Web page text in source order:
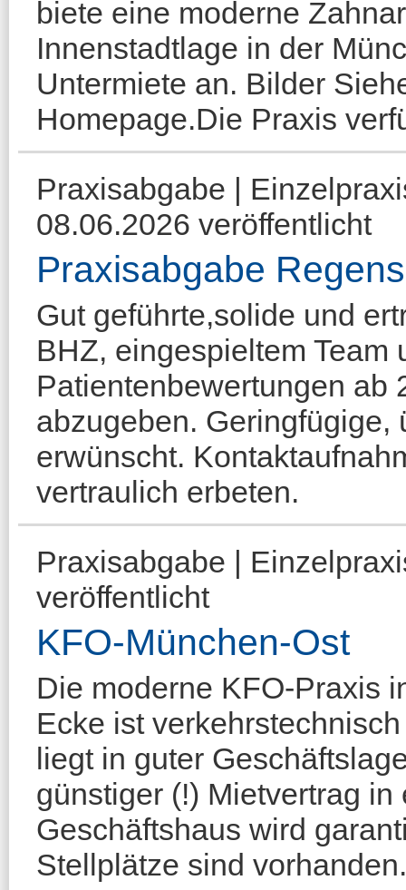
biete eine moderne
Innenstadtlage in der
Untermiete an. Bilder
Homepage.Die Praxis
Praxisabgabe |
08.06.2026 veröffentlicht
Praxisabgabe
Gut geführte,solide und
BHZ, eingespieltem Team
Patientenbewertungen ab
abzugeben. Geringfügige,
erwünscht.
vertraulich erbeten.
Praxisabgabe |
veröffentlicht
KFO-München-Ost
Die moderne KFO-Praxis
Ecke ist
liegt in guter
günstiger (!) Mietvertrag
Geschäftshaus wird
Stellplätze sind